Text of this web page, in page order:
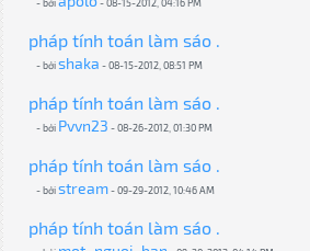
- bởi - 08-15-2012, 04:16 PM
pháp tính toán làm sáo .
- bởishaka - 08-15-2012, 08:51 PM
pháp tính toán làm sáo .
- bởi Pvvn23 - 08-26-2012, 01:30 PM
pháp tính toán làm sáo .
- bởistream- 09-29-2012, 10:46 AM
pháp tính toán làm sáo .